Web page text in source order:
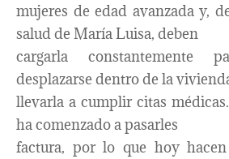
mujeres de edad avanzada y,
salud de María Luisa, deben
cargarla constantemente
desplazarse dentro de la
llevarla a cumplir citas
ha comenzado a pasarles
factura, por lo que hoy